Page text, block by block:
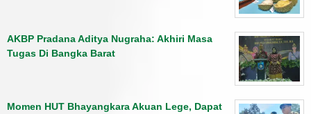
AKBP Pradana Aditya Nugraha: Akhiri Masa
Tugas Di Bangka Barat
Momen HUT Bhayangkara Akuan Lege, Dapat